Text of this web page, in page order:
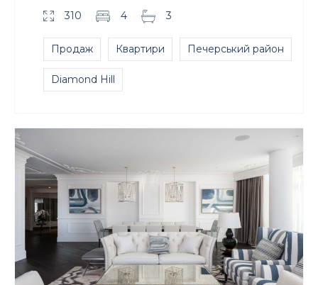
310 4 3
Продаж Квартири Печерський район
Diamond Hill